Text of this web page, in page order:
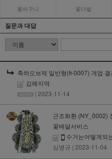
꽃바구니 꽃다발
질문과 대답
축하오브제 일반형(fr-0007) 개업
김해지역
| 2023-11-14
근조화환 (NY_0002)
꽃배달서비스
수거는어떻게되
심병규 | 2023-11-04